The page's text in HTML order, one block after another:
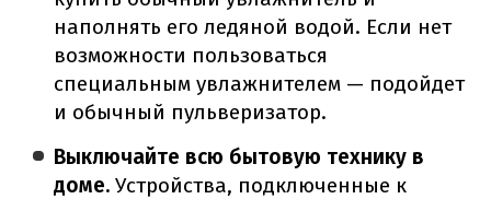
наполнять его ледяной водой. Если нет
возможности пользоваться
специальным увлажнителем — подойдет
и обычный пульверизатор.
Выключайте всю бытовую технику в
доме. Устройства, подключенные к